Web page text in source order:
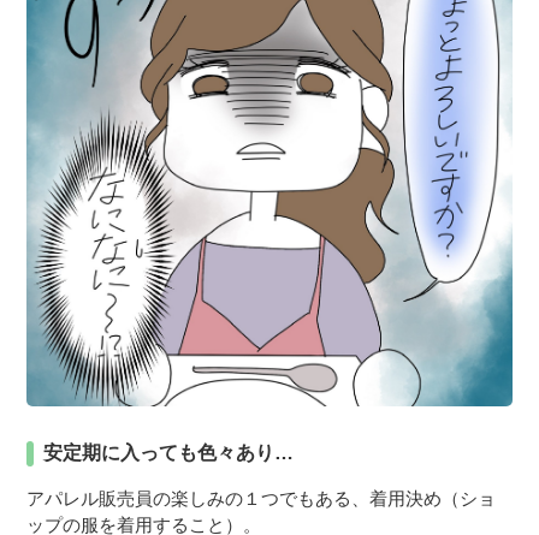
安定期に入っても色々あり…
アパレル販売員の楽しみの１つでもある、着用決め（ショ
ップの服を着用すること）。